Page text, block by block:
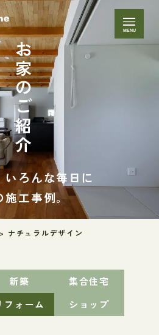
MENU
お家のご紹介
ろんな毎日に
施工事例。
> ナチュラルデザイン
新築
集合住宅
フォーム
ショップ